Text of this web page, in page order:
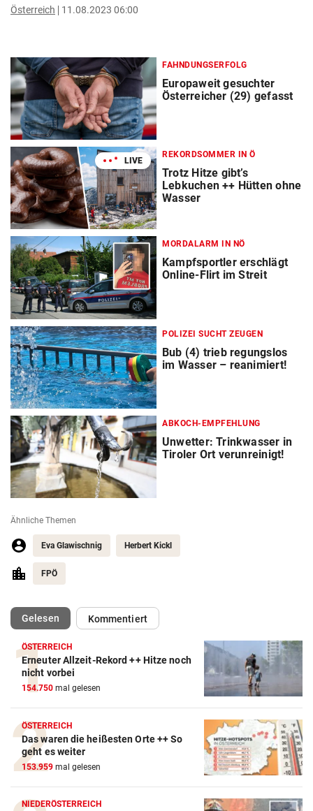
Österreich 11.08.2023 06:00
FAHNDUNGSERFOLG
Europaweit gesuchter
Österreicher (29) gefasst
LIVE
REKORDSOMMER IN Ö
Trotz Hitze gibt’s
Lebkuchen ++ Hütten ohne
Wasser
MORDALARM IN NÖ
Kampfsportler erschlägt
Online-Flirt im Streit
POLIZEI SUCHT ZEUGEN
Bub (4) trieb regungslos
im Wasser – reanimiert!
ABKOCH-EMPFEHLUNG
Unwetter: Trinkwasser in
Tiroler Ort verunreinigt!
Ähnliche Themen
Eva Glawischnig Herbert Kickl
FPÖ
Gelesen(ausgewählt)Kommentiert
ÖSTERREICH
Erneuter Allzeit-Rekord ++ Hitze noch
nicht vorbei
154.750 mal gelesen
ÖSTERREICH
Das waren die heißesten Orte ++ So
geht es weiter
153.959 mal gelesen
NIEDERÖSTERREICH